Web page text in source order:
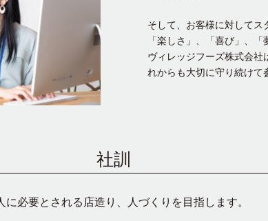
そして、お客様に対してス
「楽しさ」、「喜び」、「
ヴィレッジフーズ株式会社
れからも大切に守り続けて
社訓
に必要とされる店造り、人づくりを目指します。